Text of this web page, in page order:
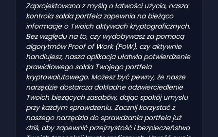
Zaprojektowana z myślą o łatwości użycia, nasza
kontrola salda portfela zapewnia na bieżąco
informacje o Twoich aktywach kryptograficznych.
Bez względu na to, czy wydobywasz za pomocą
algorytmów Proof of Work (PoW), czy aktywnie
handlujesz, nasza aplikacja ułatwia potwierdzenie
prawidłowego salda Twojego portfela
kryptowalutowego. Możesz być pewny, że nasze
narzędzie dostarcza dokładne odzwierciedlenie
Twoich bieżących zasobów, dając spokój umysłu
przy każdym sprawdzeniu. Zacznij korzystać z
naszego narzędzia do sprawdzania portfela już
dziś, aby zapewnić przejrzystość i bezpieczeństwo